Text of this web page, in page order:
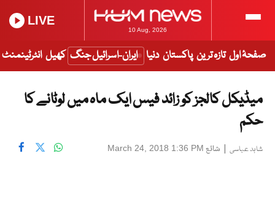
10 Aug, 2026
LIVE
صفحۂ اول تازہ ترین پاکستان دنیا ایران-اسرائیل جنگ کھیل انٹرٹینمنٹ
میڈیکل کالجز کو زائد فیس ایک ماہ میں لوٹانے کا
حکم
شاہد عباسی | شائع March 24, 2018 1:36 PM